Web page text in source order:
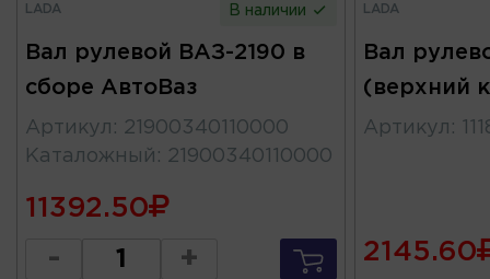
LADA В наличии
Вал рулевой ВАЗ-2190 в
сборе АвтоВаз
Артикул : 21900340110000
Каталожный : 21900340110000
11392.50
- +
LADA
Вал
(верхний
Артикул :
2145.60